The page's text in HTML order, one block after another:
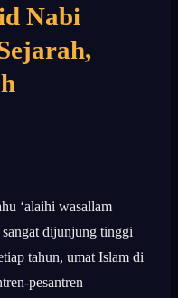
Nabi
‘alaihi wasallam
dijunjung tinggi
tahun, umat Islam di
pesantren